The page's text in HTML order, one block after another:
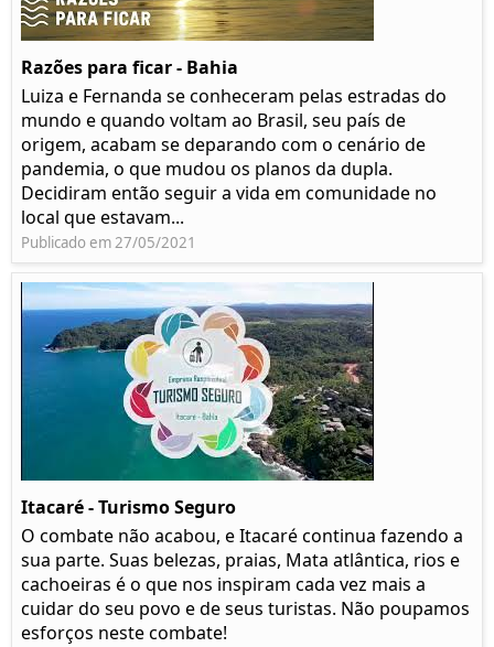
Razões para ficar - Bahia
Luiza e Fernanda se conheceram pelas estradas do
mundo e quando voltam ao Brasil, seu país de
origem, acabam se deparando com o cenário de
pandemia, o que mudou os planos da dupla.
Decidiram então seguir a vida em comunidade no
local que estavam...
Publicado em 27/05/2021
Itacaré - Turismo Seguro
O combate não acabou, e Itacaré continua fazendo a
sua parte. Suas belezas, praias, Mata atlântica, rios e
cachoeiras é o que nos inspiram cada vez mais a
cuidar do seu povo e de seus turistas. Não poupamos
esforços neste combate!